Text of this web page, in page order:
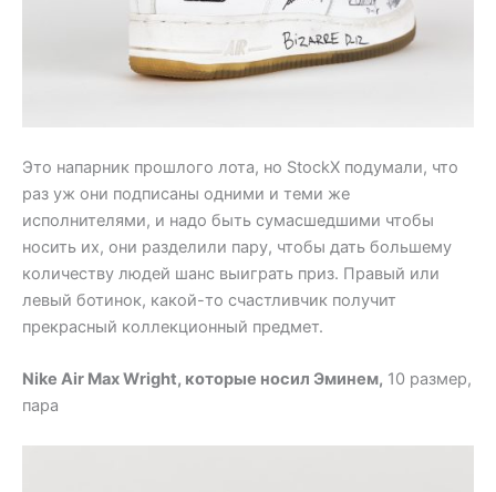
Это напарник прошлого лота, но StockX подумали, что
раз уж они подписаны одними и теми же
исполнителями, и надо быть сумасшедшими чтобы
носить их, они разделили пару, чтобы дать большему
количеству людей шанс выиграть приз. Правый или
левый ботинок, какой-то счастливчик получит
прекрасный коллекционный предмет.
Nike Air Max Wright, которые носил Эминем, 10 размер,
пара